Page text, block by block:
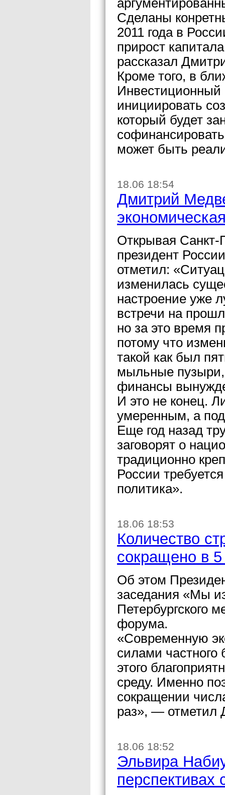
Сделаны
2011 года в
прирост
рассказал
Кроме того, в
инициировать
который будет
может быть
18.06 18:54
Дмитрий
Открывая Санкт-
президент
отметил:
изменилась
настроение уже
встречи на
но за это время
потому что
такой как был
мыльные
финансы
И это не конец.
умеренным, а
Еще год назад
заговорят о
традиционно
России
политика».
18.06 18:53
Количество
сокращено в 5
Об этом
заседания «Мы
Петербургского
форума.
«Современную
силами частного
этого
среду. Именно
сокращении
раз», — отметил
18.06 18:52
Эльвира